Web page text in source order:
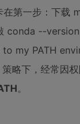
在第一步：下
conda --
to my PATH
略下，经常因
。